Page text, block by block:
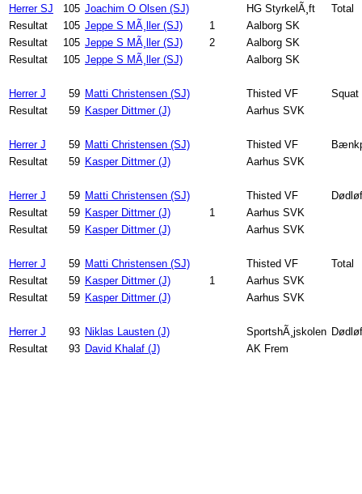
Herrer SJ 105 Joachim O Olsen (SJ) HG StyrkelÃ¸ft
Total
Resultat
105 Jeppe S MÃ¸ller (SJ) 1
Aalborg SK
Resultat
105 Jeppe S MÃ¸ller (SJ) 2
Aalborg SK
Resultat
105 Jeppe S MÃ¸ller (SJ) Aalborg SK
Herrer J 59 Matti Christensen (SJ) Thisted VF
Squat
Resultat
59 Kasper Dittmer (J) Aarhus SVK
Herrer J 59 Matti Christensen (SJ) Thisted VF
Resultat
59 Kasper Dittmer (J) Aarhus SVK
Herrer J 59 Matti Christensen (SJ) Thisted VF
Resultat
59 Kasper Dittmer (J) 1
Aarhus SVK
Resultat
59 Kasper Dittmer (J) Aarhus SVK
Herrer J 59 Matti Christensen (SJ) Thisted VF
Total
Resultat
59 Kasper Dittmer (J) 1
Aarhus SVK
Resultat
59 Kasper Dittmer (J) Aarhus SVK
Herrer J 93 Niklas Lausten (J) SportshÃ¸jskolen
Resultat
93 David Khalaf (J) AK Frem